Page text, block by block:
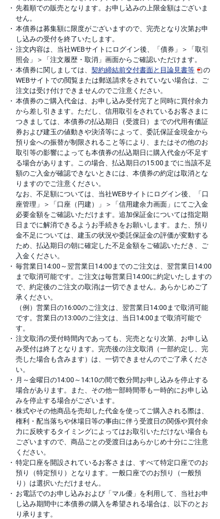
先着順での販売となります。お申し込みの上限金額はございま
せん。
本債券は募集額に限度がございますので、完売となり次第お申
し込みの受付を終了いたします。
注文内容は、当社WEBサイトにログイン後、「債券」＞「取引
照会」＞「注文履歴・取消」画面からご確認いただけます。
本債券に関しましては、 契約締結前交付書面と目論見書等
の
WEBサイトでの閲覧または郵送請求をされていない場合は、ご
注文は受け付けできませんのでご注意ください。
本債券のご購入代金は、お申し込み受付完了と同時に買付余力
から差し引きます。ただし、信用取引をされているお客さまに
つきましては、本債券の払込期日（受渡日）までの代用有価証
券および建玉の値動きや決済等によって、委託保証金現金から
預り金への振替が制限されること等により、またはその他のお
取引等の影響によっても本債券の払込期日に購入代金が不足す
る場合があります。この場合、払込期日の15:00までに当該不足
額のご入金が確認できないときには、本債券の約定は取消とな
りますのでご注意ください。
なお、不足額については、当社WEBサイトにログイン後、「口
座管理」＞「口座（円建）」＞「信用建余力画面」にてご入金
必要金額をご確認いただけます。追加保証金については指定期
日までに解消できるようお手続きをお願いします。また、預り
金不足については、建玉の状況や委託保証金の評価が変動する
ため、払込期日の朝に確定した不足金額をご確認いただき、ご
入金ください。
毎営業日14:00～翌営業日14:00までのご注文は、翌営業日14:00
まで取消可能です。ご注文は毎営業日14:00に約定いたしますの
で、約定後のご注文の取消は一切できません。あらかじめご了
承ください。
（例）営業日の16:00のご注文は、翌営業日14:00まで取消可能
です。営業日の13:00のご注文は、当日14:00まで取消可能で
す。
注文取消の受付時間内であっても、完売となり次第、お申し込
み受付は終了となります。完売後の注文取消（一部約定し、完
売した場合も含みます）は、一切できませんのでご了承くださ
い。
月～金曜日の14:00～14:10の間で数分間お申し込みを停止する
場合があります。また、その他一部時間帯も一時的にお申し込
みを停止する場合がございます。
株式やその他商品を売却した代金を使ってご購入される際は、
権利・配当落ちや休場日等の事由に伴う受渡日の関係や買付余
力に反映するタイミングによってはお取引いただけない場合も
ございますので、商品ごとの受渡日はあらかじめ十分にご注意
ください。
特定口座を開設されているお客さまは、すべて特定口座でのお
預り（特定預り）となります。一般口座でのお預り（一般預
り）は選択いただけません。
お電話でのお申し込みおよび「マル優」を利用して、当社お申
し込み期間中に本債券の購入を希望される場合は、以下のとお
り承ります。